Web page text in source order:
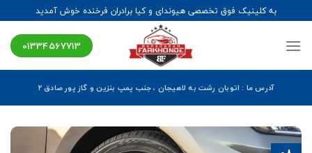
to
content
به کلینیک فوق تخصصی هیوندای و کیا برادران فرخنده خوش آمدید
01334567713
آدرس ما : اتوبان رشت به لاهیجان ، جنب پمپ بنزین و گاز پور صادق ۲